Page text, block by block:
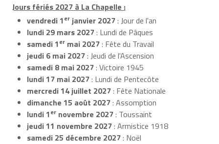
Jours fériés 2027 à La Chapelle :
vendredi 1er janvier 2027: Jour de l'an
lundi 29 mars 2027: Lundi de Pâques
samedi 1er mai 2027: Fête du Travail
jeudi 6 mai 2027: Jeudi de l'Ascension
samedi 8 mai 2027: Victoire 1945
lundi 17 mai 2027: Lundi de Pentecôte
mercredi 14 juillet 2027: Fête Nationale
dimanche 15 août 2027: Assomption
lundi 1er novembre 2027: Toussaint
jeudi 11 novembre 2027: Armistice 1918
samedi 25 décembre 2027: Noël